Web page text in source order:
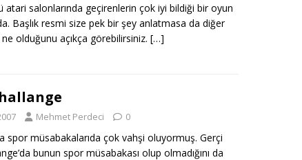
atari salonlarında geçirenlerin çok iyi bildiği bir oyun
Başlık resmi size pek bir şey anlatmasa da diğer
olduğunu açıkça görebilirsiniz. […]
Mehmet Perdeci 0
spor müsabakalarıda çok vahşi oluyormuş. Gerçi
bunun spor müsabakası olup olmadığını da